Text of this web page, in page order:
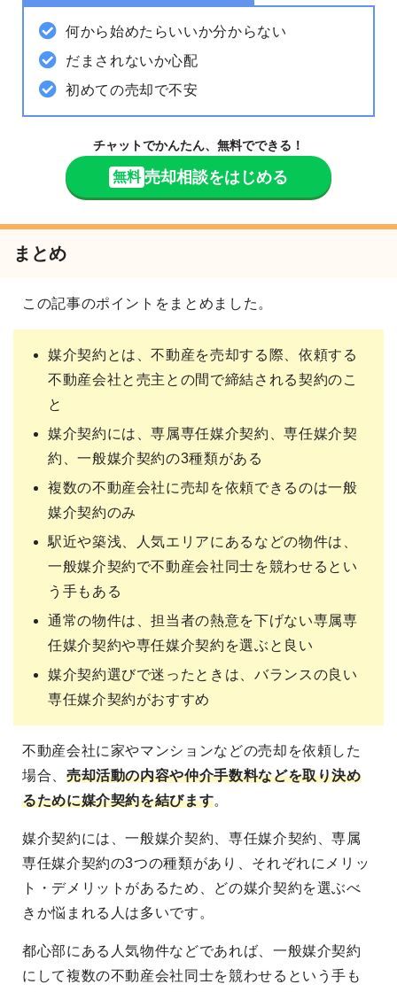
何から始めたらいいか分からない
だまされないか心配
初めての売却で不安
チャットでかんたん、無料でできる！
無料 売却相談をはじめる
まとめ
この記事のポイントをまとめました。
媒介契約とは、不動産を売却する際、依頼する
不動産会社と売主との間で締結される契約のこ
と
媒介契約には、専属専任媒介契約、専任媒介契
約、一般媒介契約の3種類がある
複数の不動産会社に売却を依頼できるのは一般
媒介契約のみ
駅近や築浅、人気エリアにあるなどの物件は、
一般媒介契約で不動産会社同士を競わせるとい
う手もある
通常の物件は、担当者の熱意を下げない専属専
任媒介契約や専任媒介契約を選ぶと良い
媒介契約選びで迷ったときは、バランスの良い
専任媒介契約がおすすめ
不動産会社に家やマンションなどの売却を依頼した
場合、 売却活動の内容や仲介手数料などを取り決め
るために媒介契約を結びます。
媒介契約には、一般媒介契約、専任媒介契約、専属
専任媒介契約の3つの種類があり、それぞれにメリッ
ト・デメリットがあるため、どの媒介契約を選ぶべ
きか悩まれる人は多いです。
都心部にある人気物件などであれば、一般媒介契約
にして複数の不動産会社同士を競わせるという手も